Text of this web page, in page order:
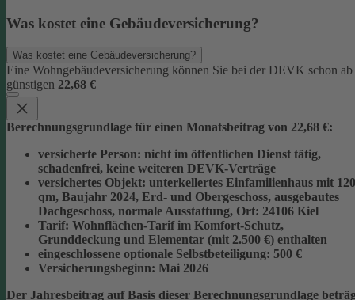
Was kostet eine Gebäudeversicherung?
Was kostet eine Gebäudeversicherung?
Eine Wohngebäudeversicherung können Sie bei der DEVK schon ab
günstigen 22,68 €
Berechnungsgrundlage für einen Monatsbeitrag von 22,68 €:
versicherte Person: nicht im öffentlichen Dienst tätig,
schadenfrei, keine weiteren DEVK-Verträge
versichertes Objekt: unterkellertes Einfamilienhaus mit 120
qm, Baujahr 2024, Erd- und Obergeschoss, ausgebautes
Dachgeschoss, normale Ausstattung, Ort: 24106 Kiel
Tarif: Wohnflächen-Tarif im Komfort-Schutz,
Grunddeckung und Elementar (mit 2.500 €) enthalten
eingeschlossene optionale Selbstbeteiligung: 500 €
Versicherungsbeginn: Mai 2026
Der Jahresbeitrag auf Basis dieser Berechnungsgrundlage